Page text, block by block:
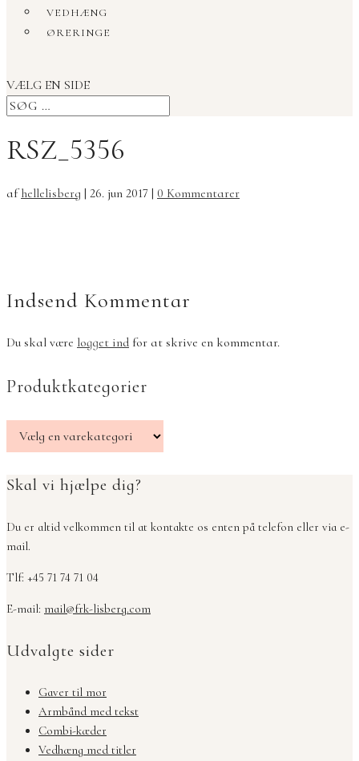
VEDHÆNG
ØRERINGE
VÆLG EN SIDE
RSZ_5356
afhellelisberg | 26. jun 2017 | 0 Kommentarer
Indsend Kommentar
Du skal være logget ind for at skrive en kommentar.
Produktkategorier
Skal vi hjælpe dig?
Du er altid velkommen til at kontakte os enten på telefon eller via e-
mail.
Tlf: +45 71 74 71 04
E-mail: mail@frk-lisberg.com
Udvalgte sider
Gaver til mor
Armbånd med tekst
Combi-kæder
Vedhæng med titler